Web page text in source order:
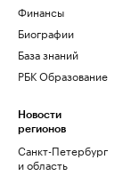
Финансы
Биографии
База знаний
РБК Образование
Новости
регионов
Санкт-Петербург
и область